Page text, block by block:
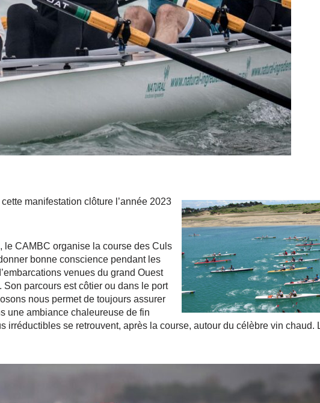
manifestation clôture l’année 2023
le CAMBC organise la course des Culs
bonne conscience pendant les
venues du grand Ouest
parcours est côtier ou dans le port
nous permet de toujours assurer
une ambiance chaleureuse de fin
irréductibles se retrouvent, après la course, autour du célèbre vin chaud.